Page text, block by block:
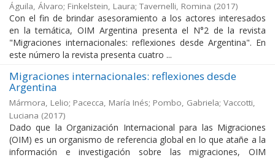
Águila, Álvaro; Finkelstein, Laura; Tavernelli, Romina (2017)
Con el fin de brindar asesoramiento a los actores interesados
en la temática, OIM Argentina presenta el N°2 de la revista
"Migraciones internacionales: reflexiones desde Argentina". En
este número la revista presenta cuatro ...
Migraciones internacionales: reflexiones desde
Argentina
Mármora, Lelio; Pacecca, María Inés; Pombo, Gabriela; Vaccotti,
Luciana (2017)
Dado que la Organización Internacional para las Migraciones
(OIM) es un organismo de referencia global en lo que atañe a la
información e investigación sobre las migraciones, OIM